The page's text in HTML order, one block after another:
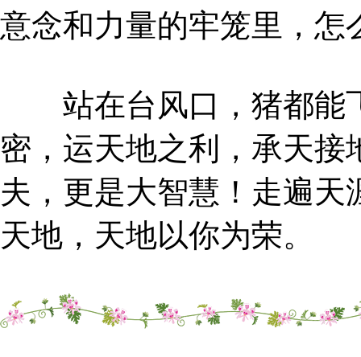
意念和力量的牢笼里，怎
站在台风口，猪都能
密，运天地之利，承天
夫，更是大智慧！走遍
天地，天地以你为荣。